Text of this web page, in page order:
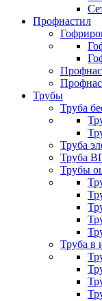
Профнастил
Трубы
Труба
Труба
Труба
Трубы
Труба в